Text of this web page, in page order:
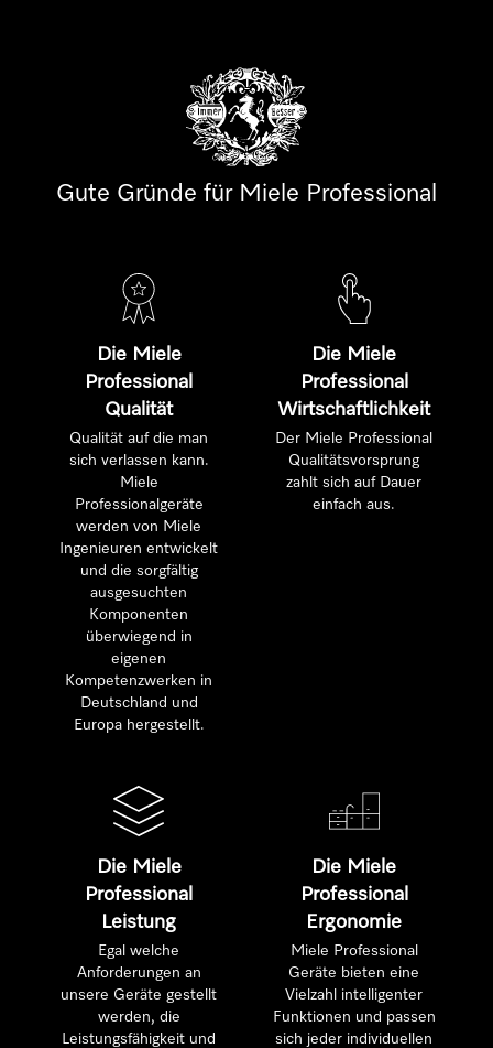
Gute Gründe für Miele Professional
Die Miele
Professional
Qualität
Qualität auf die man
sich verlassen kann.
Miele
Professionalgeräte
werden von Miele
Ingenieuren entwickelt
und die sorgfältig
ausgesuchten
Komponenten
überwiegend in
eigenen
Kompetenzwerken in
Deutschland und
Europa hergestellt.
Die Miele
Professional
Wirtschaftlichkeit
Der Miele Professional
Qualitätsvorsprung
zahlt sich auf Dauer
einfach aus.
Die Miele
Professional
Leistung
Egal welche
Anforderungen an
unsere Geräte gestellt
werden, die
Leistungsfähigkeit und
Die Miele
Professional
Ergonomie
Miele Professional
Geräte bieten eine
Vielzahl intelligenter
Funktionen und passen
sich jeder individuellen